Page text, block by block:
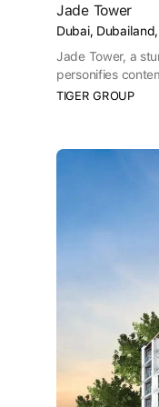
Jade Tower
Dubai,
Jade Tower, a
personifies
away within the
design and
TIGER GROUP